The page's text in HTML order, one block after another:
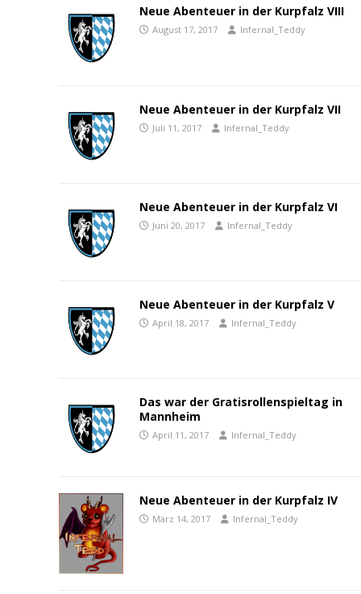
Neue Abenteuer in der Kurpfalz VIII
August 17, 2017 Infernal_Teddy
Neue Abenteuer in der Kurpfalz VII
Juli 11, 2017 Infernal_Teddy
Neue Abenteuer in der Kurpfalz VI
Juni 20, 2017 Infernal_Teddy
Neue Abenteuer in der Kurpfalz V
April 18, 2017 Infernal_Teddy
Das war der Gratisrollenspieltag in
Mannheim
April 11, 2017 Infernal_Teddy
Neue Abenteuer in der Kurpfalz IV
März 14, 2017 Infernal_Teddy